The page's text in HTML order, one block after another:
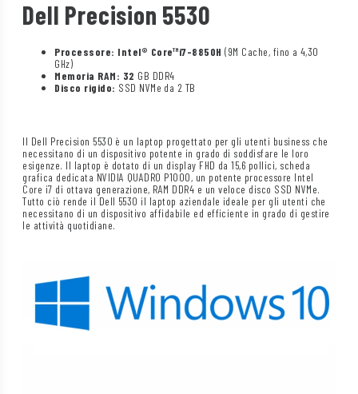
Dell Precision 5530
Processore: Intel® Core™i7-8850H (9M Cache, fino a 4,30
GHz)
Memoria RAM: 32 GB DDR4
Disco rigido: SSD NVMe da 2 TB
Il Dell Precision 5530 è un laptop progettato per gli utenti business che
necessitano di un dispositivo potente in grado di soddisfare le loro
esigenze. Il laptop è dotato di un display FHD da 15,6 pollici, scheda
grafica dedicata NVIDIA QUADRO P1000, un potente processore Intel
Core i7 di ottava generazione, RAM DDR4 e un veloce disco SSD NVMe.
Tutto ciò rende il Dell 5530 il laptop aziendale ideale per gli utenti che
necessitano di un dispositivo affidabile ed efficiente in grado di gestire
le attività quotidiane.